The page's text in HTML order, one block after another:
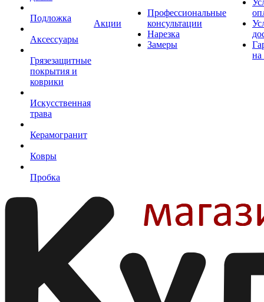
Подложка
Аксессуары
Грязезащитные
покрытия и
коврики
Искусственная
трава
Керамогранит
Ковры
Пробка
Акции
Профессиональные
консультации
Нарезка
Замеры
на